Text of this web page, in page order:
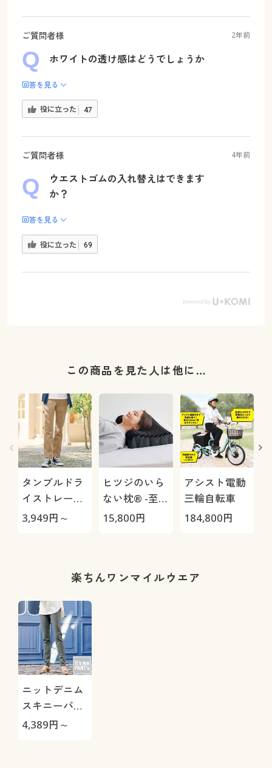
ご質問者様 2年前
ホワイトの透け感はどうでしょうか
回答を見る
役に立った 47
ご質問者様 4年前
ウエストゴムの入れ替えはできます
か？
回答を見る
役に立った 69
この商品を見た人は他に…
タンブルドラ
イストレート
パンツ(ストレ
カット・静電
くい)
3,949円～
ヒツジのいら
ない枕® -至
極-
15,800円
アシスト電動
三輪自転車
184,800円
楽ちんワンマイルウエア
ニットデニム
スキニーパン
ツ(スマートニ
4,389円～